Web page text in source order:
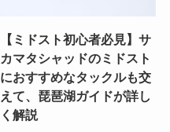
【ミドスト初心者必見】サ
カマタシャッドのミドスト
におすすめなタックルも交
えて、琵琶湖ガイドが詳し
く解説